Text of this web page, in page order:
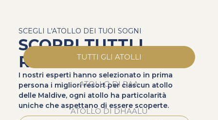
SCEGLI L'ATOLLO DEI TUOI SOGNI
SCOPRI TUTTI I
RESORT
I nostri esperti hanno selezionato in prima
persona i migliori resort per ciascun atollo
delle Maldive, ogni atollo ha particolarità
uniche che aspettano di essere scoperte.
TUTTI GLI ATOLLI
ATOLLO DI RAA
ATOLLO DI DHAALU